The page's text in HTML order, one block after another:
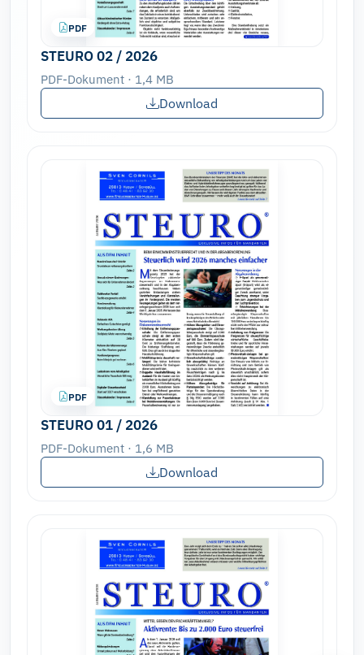
PDF
STEURO 02 / 2026
PDF-Dokument · 1,4 MB
Download
PDF
STEURO 01 / 2026
PDF-Dokument · 1,6 MB
Download